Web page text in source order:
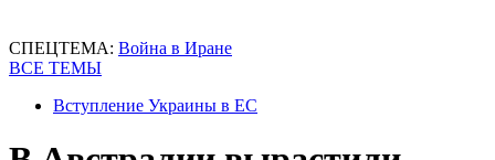
СПЕЦТЕМА: Война в Иране
ВСЕ ТЕМЫ
Вступление Украины в ЕС